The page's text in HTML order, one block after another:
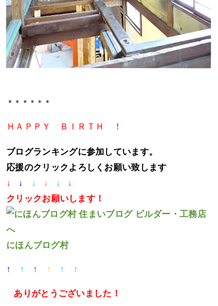
＊＊＊＊＊＊
ＨＡＰＰＹ ＢＩＲＴＨ ！
ブログランキングに参加しています。
応援のクリックよろしくお願い致します
↓ ↓ ↓ ↓ ↓ ↓
クリックお願いします！
にほんブログ村
↑ ↑ ↑ ↑ ↑ ↑
ありがとうございました ！